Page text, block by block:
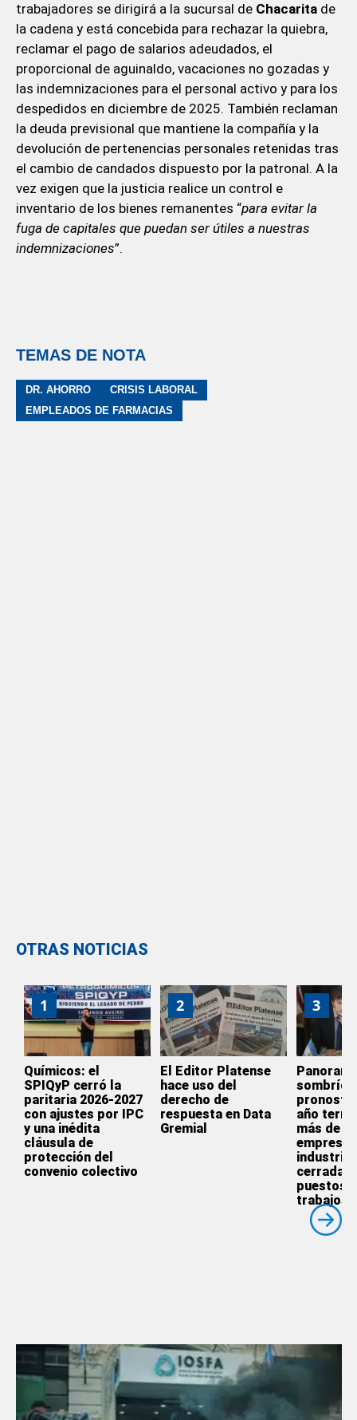
trabajadores se dirigirá a la sucursal de Chacaritade
la cadena y está concebida para rechazar la quiebra,
reclamar el pago de salarios adeudados, el
proporcional de aguinaldo, vacaciones no gozadas y
las indemnizaciones para el personal activo y para los
despedidos en diciembre de 2025. También reclaman
la deuda previsional que mantiene la compañía y la
devolución de pertenencias personales retenidas tras
el cambio de candados dispuesto por la patronal. A la
vez exigen que la justicia realice un control e
inventario de los bienes remanentes “para evitar la
fuga de capitales que puedan ser útiles a nuestras
indemnizaciones”.
TEMAS DE NOTA
DR. AHORRO
CRISIS LABORAL
EMPLEADOS DE FARMACIAS
OTRAS NOTICIAS
1
Químicos: el
SPIQyP cerró la
paritaria 2026-2027
con ajustes por IPC
y una inédita
cláusula de
protección del
convenio colectivo
2
El Editor Platense
hace uso del
derecho de
respuesta en Data
Gremial
3
sombrío:
año
más de
empresas
cerradas
puestos
trabajos